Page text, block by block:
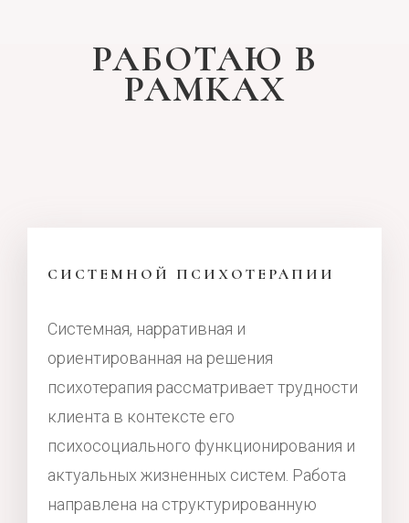
РАБОТАЮ В
РАМКАХ
СИСТЕМНОЙ ПСИХОТЕРАПИИ
Системная, нарративная и
ориентированная на решения
психотерапия рассматривает трудности
клиента в контексте его
психосоциального функционирования и
актуальных жизненных систем. Работа
направлена на структурированную